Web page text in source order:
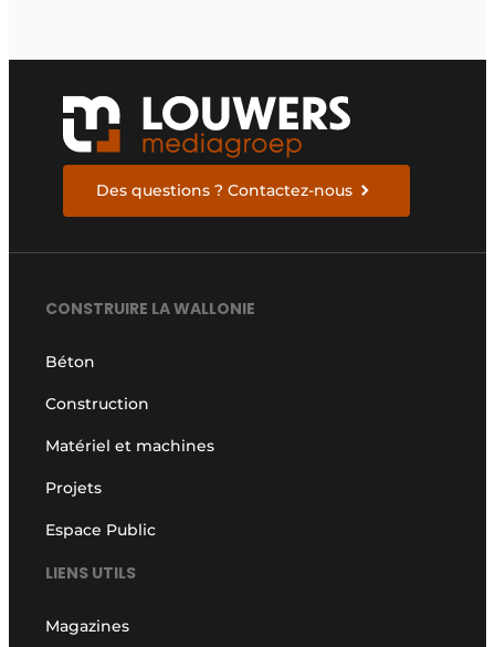
Des questions ? Contactez-nous
CONSTRUIRE LA WALLONIE
Béton
Construction
Matériel et machines
Projets
Espace Public
LIENS UTILS
Magazines